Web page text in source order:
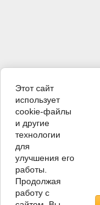
Этот сайт
использует
cookie-файлы
и другие
технологии
для
улучшения его
работы.
Продолжая
работу с